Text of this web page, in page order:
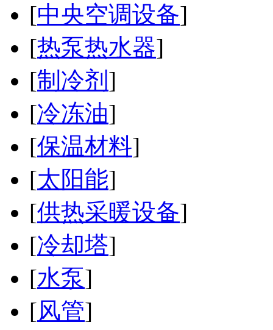
[中央空调设备]
[热泵热水器]
[制冷剂 ]
[冷冻油]
[保温材料]
[太阳能]
[供热采暖设备]
[冷却塔]
[水泵]
[风管]